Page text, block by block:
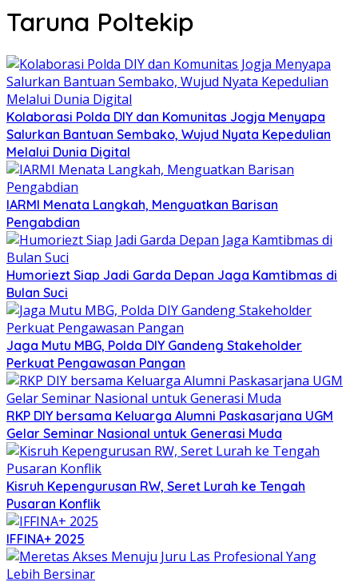
Taruna Poltekip
Kolaborasi Polda DIY dan Komunitas Jogja Menyapa
Salurkan Bantuan Sembako, Wujud Nyata Kepedulian
Melalui Dunia Digital
IARMI Menata Langkah, Menguatkan Barisan
Pengabdian
Humoriezt Siap Jadi Garda Depan Jaga Kamtibmas di
Bulan Suci
Jaga Mutu MBG, Polda DIY Gandeng Stakeholder
Perkuat Pengawasan Pangan
RKP DIY bersama Keluarga Alumni Paskasarjana UGM
Gelar Seminar Nasional untuk Generasi Muda
Kisruh Kepengurusan RW, Seret Lurah ke Tengah
Pusaran Konflik
IFFINA+ 2025